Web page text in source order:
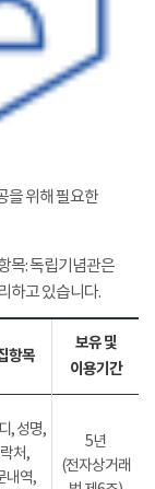
을 위해 필요한
목: 독립기념관은
하고 있습니다.
항목
보유 및
이용기간
, 성명,
처,
내역,
5년
(전자상거래